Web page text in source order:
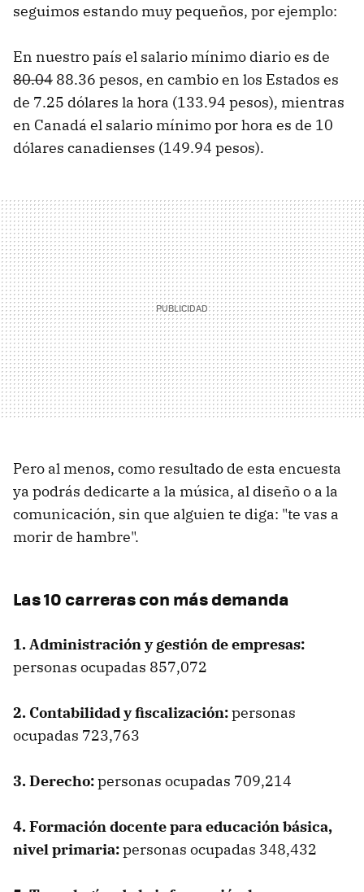
seguimos estando muy pequeños, por ejemplo:
En nuestro país el salario mínimo diario es de
80.04 88.36 pesos, en cambio en los Estados es
de 7.25 dólares la hora (133.94 pesos), mientras
en Canadá el salario mínimo por hora es de 10
dólares canadienses (149.94 pesos).
Pero al menos, como resultado de esta encuesta
ya podrás dedicarte a la música, al diseño o a la
comunicación, sin que alguien te diga: "te vas a
morir de hambre".
Las 10 carreras con más demanda
1. Administración y gestión de empresas:
personas ocupadas 857,072
2. Contabilidad y fiscalización:personas
ocupadas 723,763
3. Derecho:personas ocupadas 709,214
4. Formación docente para educación básica,
nivel primaria:personas ocupadas 348,432